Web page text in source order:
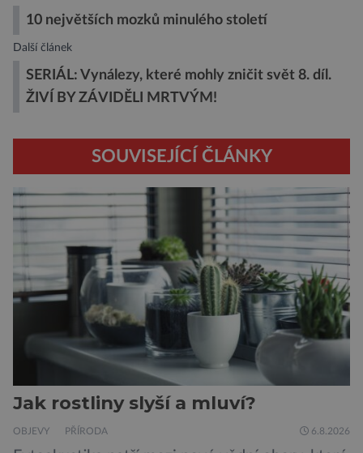
10 největších mozků minulého století
Další článek
SERIÁL: Vynálezy, které mohly zničit svět 8. díl.
ŽIVÍ BY ZÁVIDĚLI MRTVÝM!
SOUVISEJÍCÍ ČLÁNKY
Jak rostliny slyší a mluví?
OBJEVY PŘÍRODA 6.8.2026